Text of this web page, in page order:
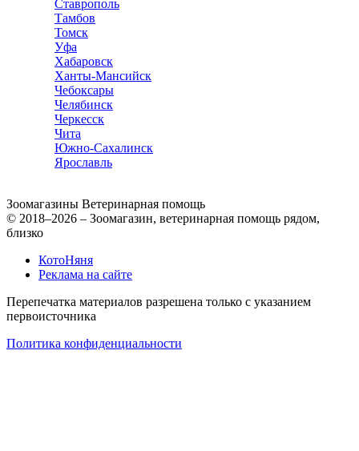
Ставрополь
Тамбов
Томск
Уфа
Хабаровск
Ханты-Мансийск
Чебоксары
Челябинск
Черкесск
Чита
Южно-Сахалинск
Ярославль
Зоомагазины Ветеринарная помощь
© 2018–2026 – Зоомагазин, ветеринарная помощь рядом,
близко
КотоНяня
Реклама на сайте
Перепечатка материалов разрешена только с указанием
первоисточника
Политика конфиденциальности